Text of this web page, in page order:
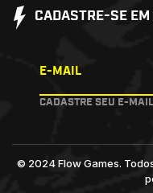
CADASTRE-SE
E-MAIL
CADASTRE SEU E-
© 2024 Flow Games.